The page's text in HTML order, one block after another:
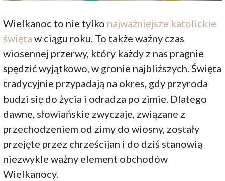
Wielkanoc to nie tylko najważniejsze katolickie
święta w ciągu roku. To także ważny czas
wiosennej przerwy, który każdy z nas pragnie
spędzić wyjątkowo, w gronie najbliższych. Święta
tradycyjnie przypadają na okres, gdy przyroda
budzi się do życia i odradza po zimie. Dlatego
dawne, słowiańskie zwyczaje, związane z
przechodzeniem od zimy do wiosny, zostały
przejęte przez chrześcijan i do dziś stanowią
niezwykle ważny element obchodów
Wielkanocy.